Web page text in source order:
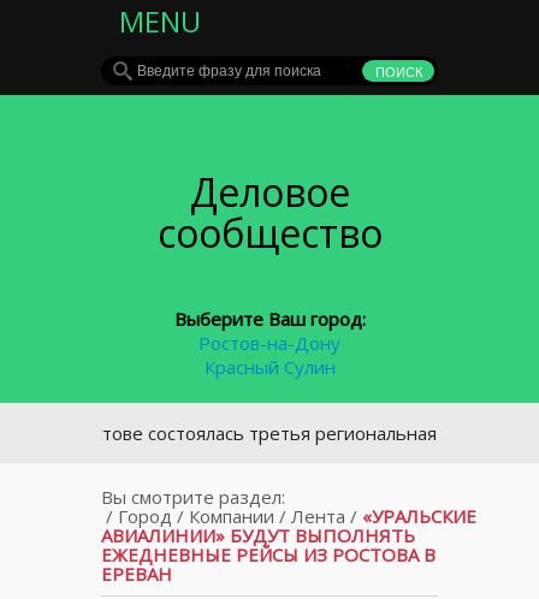
MENU
Деловое
сообщество
Выберите Ваш город:
Ростов-на-Дону
Красный Сулин
В Ростове состоялась третья региональная конференция
Вы смотрите раздел:
/ Город/ Компании / Лента / «УРАЛЬСКИЕ
АВИАЛИНИИ» БУДУТ ВЫПОЛНЯТЬ
ЕЖЕДНЕВНЫЕ РЕЙСЫ ИЗ РОСТОВА В
ЕРЕВАН